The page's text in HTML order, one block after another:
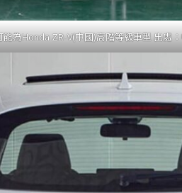
能為Honda ZR-V(中國)高階等級車型 出處